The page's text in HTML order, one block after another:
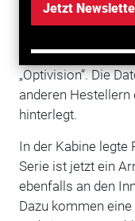
Jetzt
Außerdem
für die
„Optivision“. Die
anderen
hinterlegt.
In der Kabine legte
Serie ist jetzt ein
ebenfalls an den
Dazu kommen